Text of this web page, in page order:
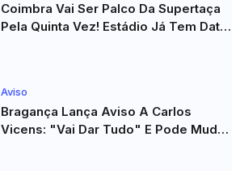
Coimbra Vai Ser Palco Da Supertaça
Pela Quinta Vez! Estádio Já Tem Data
Aviso
Bragança Lança Aviso A Carlos
Vicens: "Vai Dar Tudo" E Pode Mudar